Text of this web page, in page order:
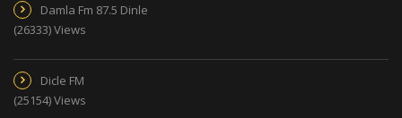
Damla Fm 87.5 Dinle
(26333) Views
Dicle FM
(25154) Views